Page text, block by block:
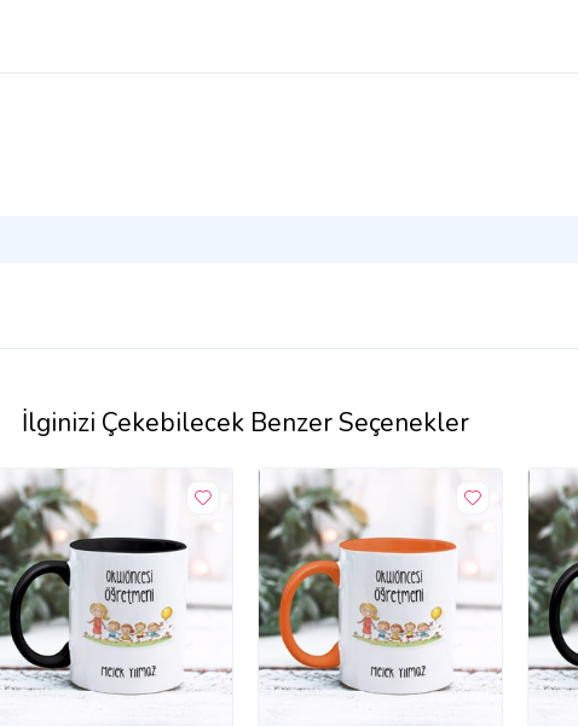
İlginizi Çekebilecek Benzer Seçenekler